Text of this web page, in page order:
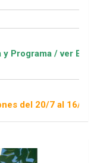
/ ver Escuelas
7 al 16/8 / Sorteo 1